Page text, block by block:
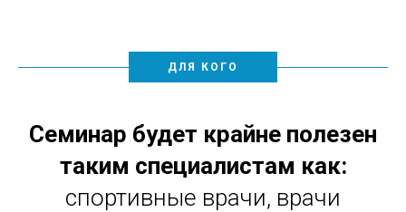
ДЛЯ КОГО
Семинар будет крайне полезен
таким специалистам как:
спортивные врачи, врачи